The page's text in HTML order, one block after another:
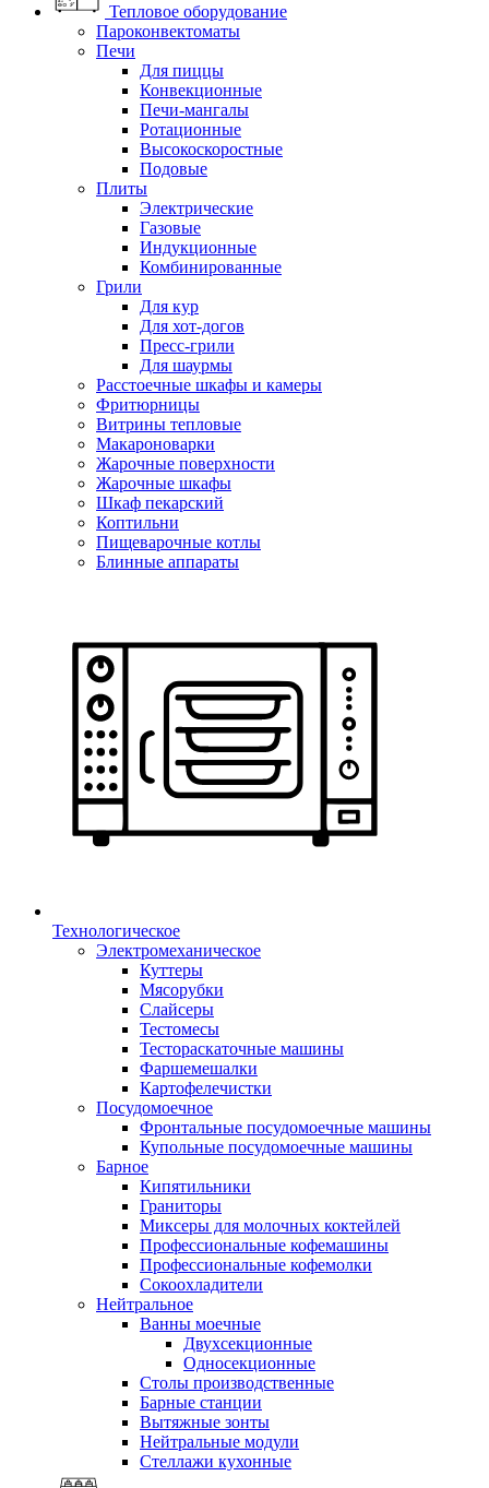
Тепловое оборудование
Пароконвектоматы
Печи
Для пиццы
Конвекционные
Печи-мангалы
Ротационные
Высокоскоростные
Подовые
Плиты
Электрические
Газовые
Индукционные
Комбинированные
Грили
Для кур
Для хот-догов
Пресс-грили
Для шаурмы
Расстоечные шкафы и камеры
Фритюрницы
Витрины тепловые
Макароноварки
Жарочные поверхности
Жарочные шкафы
Шкаф пекарский
Коптильни
Пищеварочные котлы
Блинные аппараты
Технологическое
Электромеханическое
Куттеры
Мясорубки
Слайсеры
Тестомесы
Тестораскаточные машины
Фаршемешалки
Картофелечистки
Посудомоечное
Фронтальные посудомоечные машины
Купольные посудомоечные машины
Барное
Кипятильники
Граниторы
Миксеры для молочных коктейлей
Профессиональные кофемашины
Профессиональные кофемолки
Сокоохладители
Нейтральное
Ванны моечные
Двухсекционные
Односекционные
Столы производственные
Барные станции
Вытяжные зонты
Нейтральные модули
Стеллажи кухонные